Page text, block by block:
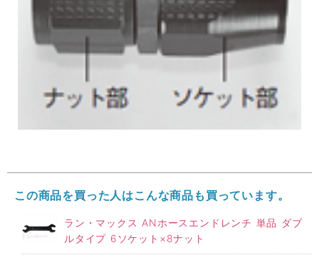
この商品を買った人はこんな商品も買っています。
ラン・マックス ANホースエンドレンチ 単品 ダブ
ルタイプ 6ソケット×8ナット